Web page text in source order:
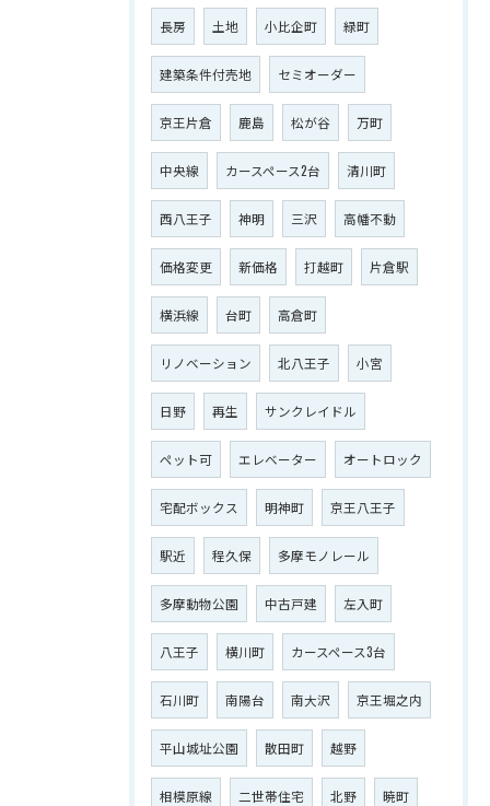
長房 土地 小比企町 緑町
建築条件付売地 セミオーダー
京王片倉 鹿島 松が谷 万町
中央線 カースペース2台 清川町
西八王子 神明 三沢 高幡不動
価格変更 新価格 打越町 片倉駅
横浜線 台町 高倉町
リノベーション 北八王子 小宮
日野 再生 サンクレイドル
ペット可 エレベーター オートロック
宅配ボックス 明神町 京王八王子
駅近 程久保 多摩モノレール
多摩動物公園 中古戸建 左入町
八王子 横川町 カースペース3台
石川町 南陽台 南大沢 京王堀之内
平山城址公園 散田町 越野
相模原線 二世帯住宅 北野 暁町